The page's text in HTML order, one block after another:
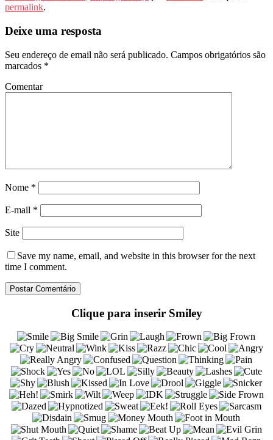
permalink.
Deixe uma resposta
Seu endereço de email não será publicado. Campos obrigatórios são
marcados *
Comentar
Nome *
E-mail *
Site
Save my name, email, and website in this browser for the next
time I comment.
Clique para inserir Smiley